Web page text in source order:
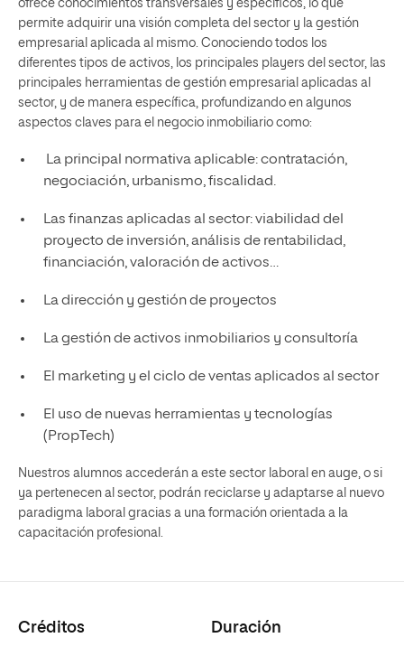
ofrece conocimientos transversales y específicos, lo que
permite adquirir una visión completa del sector y la gestión
empresarial aplicada al mismo. Conociendo todos los
diferentes tipos de activos, los principales players del sector, las
principales herramientas de gestión empresarial aplicadas al
sector, y de manera específica, profundizando en algunos
aspectos claves para el negocio inmobiliario como:
La principal normativa aplicable: contratación,
negociación, urbanismo, fiscalidad.
Las finanzas aplicadas al sector: viabilidad del
proyecto de inversión, análisis de rentabilidad,
financiación, valoración de activos…
La dirección y gestión de proyectos
La gestión de activos inmobiliarios y consultoría
El marketing y el ciclo de ventas aplicados al sector
El uso de nuevas herramientas y tecnologías
(PropTech)
Nuestros alumnos accederán a este sector laboral en auge, o si
ya pertenecen al sector, podrán reciclarse y adaptarse al nuevo
paradigma laboral gracias a una formación orientada a la
capacitación profesional.
Créditos Duración